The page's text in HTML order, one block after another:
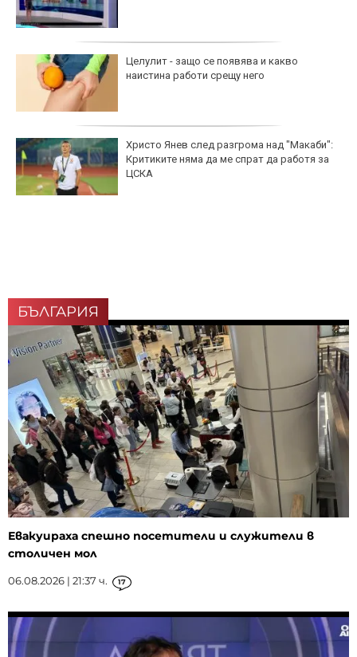
Целулит - защо се появява и какво
наистина работи срещу него
Христо Янев след разгрома над "Макаби":
Критиките няма да ме спрат да работя за
ЦСКА
БЪЛГАРИЯ
Евакуираха спешно посетители и служители в
столичен мол
06.08.2026 | 21:37 ч. 17